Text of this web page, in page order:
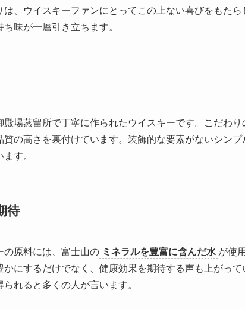
は、ウイスキーファンにとってこの上ない喜びをもた
味が一層引き立ちます。
殿場蒸留所で丁寧に作られたウイスキーです。こだわ
の高さを裏付けています。装飾的な要素がないシンプ
す。
待
の原料には、富士山の ミネラルを豊富に含んだ水 が使
かにするだけでなく、健康効果を期待する声も上がっ
れると多くの人が言います。